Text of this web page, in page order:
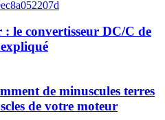
le convertisseur DC/C de
de minuscules terres
de votre moteur